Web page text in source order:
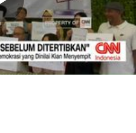
Memutarkan
Video